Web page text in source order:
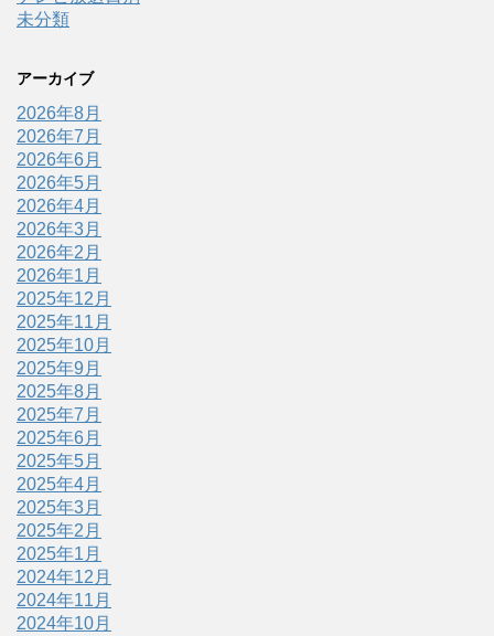
未分類
アーカイブ
2026年8月
2026年7月
2026年6月
2026年5月
2026年4月
2026年3月
2026年2月
2026年1月
2025年12月
2025年11月
2025年10月
2025年9月
2025年8月
2025年7月
2025年6月
2025年5月
2025年4月
2025年3月
2025年2月
2025年1月
2024年12月
2024年11月
2024年10月